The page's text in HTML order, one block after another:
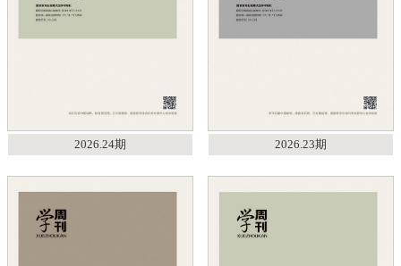
2026.24期 2026.23期